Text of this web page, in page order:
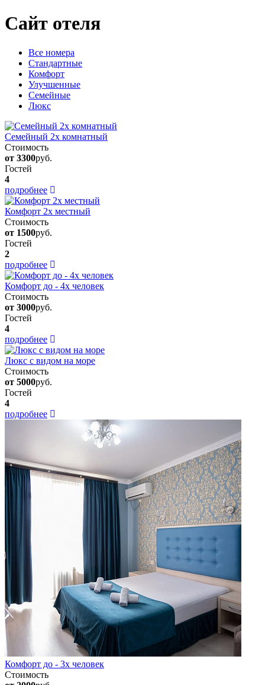
Сайт отеля
Вcе номера
Стандартные
Комфорт
Улучшенные
Семейные
Люкс
Семейный 2х комнатный
Стоимость
от 3300руб.
Гостей
4
подробнее
Комфорт 2х местный
Стоимость
от 1500руб.
Гостей
2
подробнее
Комфорт до - 4х человек
Стоимость
от 3000руб.
Гостей
4
подробнее
Люкс с видом на море
Стоимость
от 5000руб.
Гостей
4
подробнее
Комфорт до - 3х человек
Стоимость